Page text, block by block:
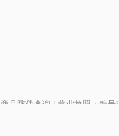
商品防伪查询 | 营业执照：编